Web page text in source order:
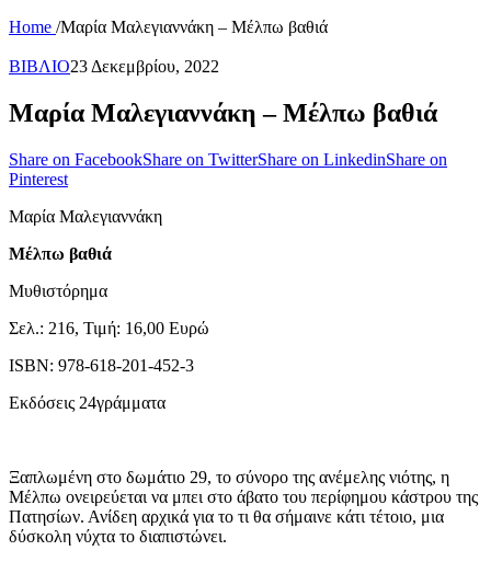
Home /Μαρία Μαλεγιαννάκη – Μέλπω βαθιά
ΒΙΒΛΙΟ23 Δεκεμβρίου, 2022
Μαρία Μαλεγιαννάκη – Μέλπω βαθιά
Share on FacebookShare on TwitterShare on LinkedinShare on
Pinterest
Μαρία Μαλεγιαννάκη
Μέλπω βαθιά
Μυθιστόρημα
Σελ.: 216, Τιμή: 16,00 Ευρώ
ISBN: 978-618-201-452-3
Εκδόσεις 24γράμματα
Ξαπλωμένη στο δωμάτιο 29, το σύνορο της ανέμελης νιότης, η
Μέλπω ονειρεύεται να μπει στο άβατο του περίφημου κάστρου της
Πατησίων. Ανίδεη αρχικά για το τι θα σήμαινε κάτι τέτοιο, μια
δύσκολη νύχτα το διαπιστώνει.